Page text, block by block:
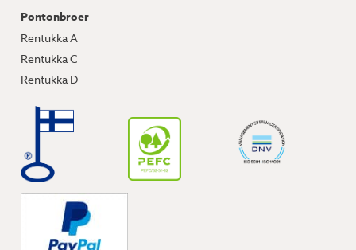
Pontonbroer
Rentukka A
Rentukka C
Rentukka D